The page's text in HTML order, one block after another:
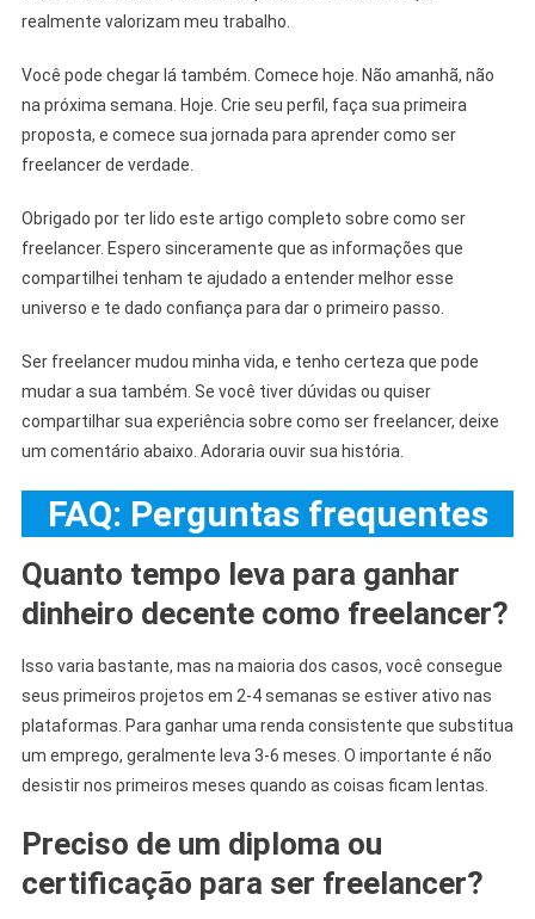
realmente valorizam meu trabalho.
Você pode chegar lá também. Comece hoje. Não amanhã, não
na próxima semana. Hoje. Crie seu perfil, faça sua primeira
proposta, e comece sua jornada para aprender como ser
freelancer de verdade.
Obrigado por ter lido este artigo completo sobre como ser
freelancer. Espero sinceramente que as informações que
compartilhei tenham te ajudado a entender melhor esse
universo e te dado confiança para dar o primeiro passo.
Ser freelancer mudou minha vida, e tenho certeza que pode
mudar a sua também. Se você tiver dúvidas ou quiser
compartilhar sua experiência sobre como ser freelancer, deixe
um comentário abaixo. Adoraria ouvir sua história.
FAQ: Perguntas frequentes
Quanto tempo leva para ganhar
dinheiro decente como freelancer?
Isso varia bastante, mas na maioria dos casos, você consegue
seus primeiros projetos em 2-4 semanas se estiver ativo nas
plataformas. Para ganhar uma renda consistente que substitua
um emprego, geralmente leva 3-6 meses. O importante é não
desistir nos primeiros meses quando as coisas ficam lentas.
Preciso de um diploma ou
certificação para ser freelancer?